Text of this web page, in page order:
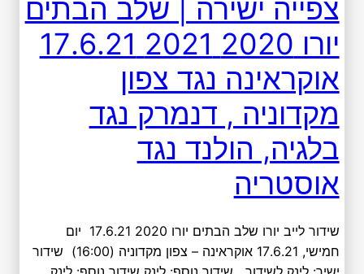
צפייה ישירה | שלב הבתים
יורו 2020 2021 17.6.21
אוקראינה נגד צפון
מקדוניה , דנמרק נגד
בלגיה, הולנד נגד
אוסטריה
שידור לייב יורו שלב הבתים יורו 2020 17.6.21 יום
חמישי, 17.6.21 אוקראינה – צפון מקדוניה (16:00) שידור